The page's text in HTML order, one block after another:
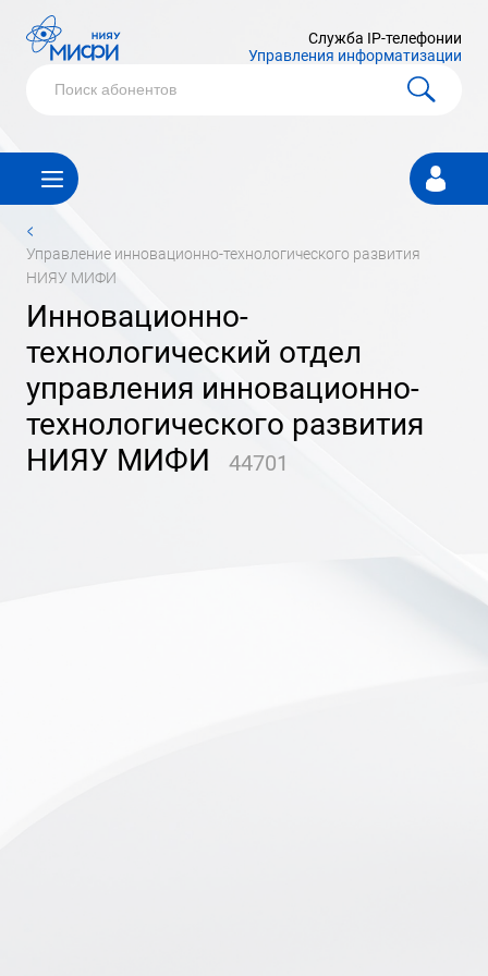
Служба IP-телефонии
Управления информатизации
Личный
кабинет
<
управление инновационно-технологического развития
НИЯУ МИФИ
инновационно-
технологический отдел
управления инновационно-
технологического развития
НИЯУ МИФИ
44701